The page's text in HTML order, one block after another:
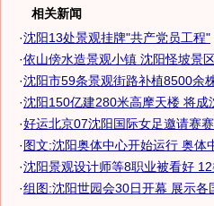
相关新闻
·沈阳13处景观挂牌"共产党员工程"
·依山傍水造景观小镇 沈阳怪坡景
·沈阳市59条景观街路补植8500余
·沈阳150亿建280米高摩天楼 将成
·好运北京07沈阳国际女足邀请赛
·图文:沈阳奥体中心开始运行 奥体
·沈阳景观设计师等8职业被看好
·组图:沈阳世园会30日开幕 展示各